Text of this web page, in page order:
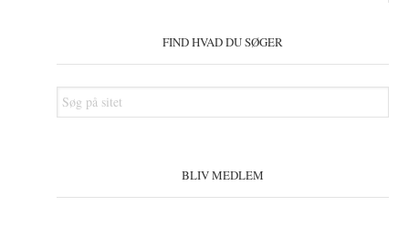
FIND HVAD DU SØGER
Søg
på
BLIV MEDLEM